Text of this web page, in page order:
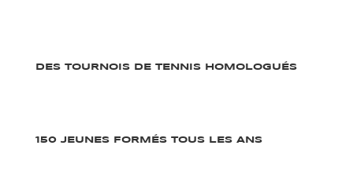
DES TOURNOIS DE TENNIS HOMOLOGUÉS
150 JEUNES FORMÉS TOUS LES ANS